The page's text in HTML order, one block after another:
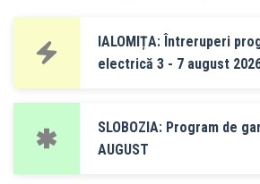
IALOMIȚA: Întreruperi
electrică 3 - 7 august
SLOBOZIA: Program de
AUGUST